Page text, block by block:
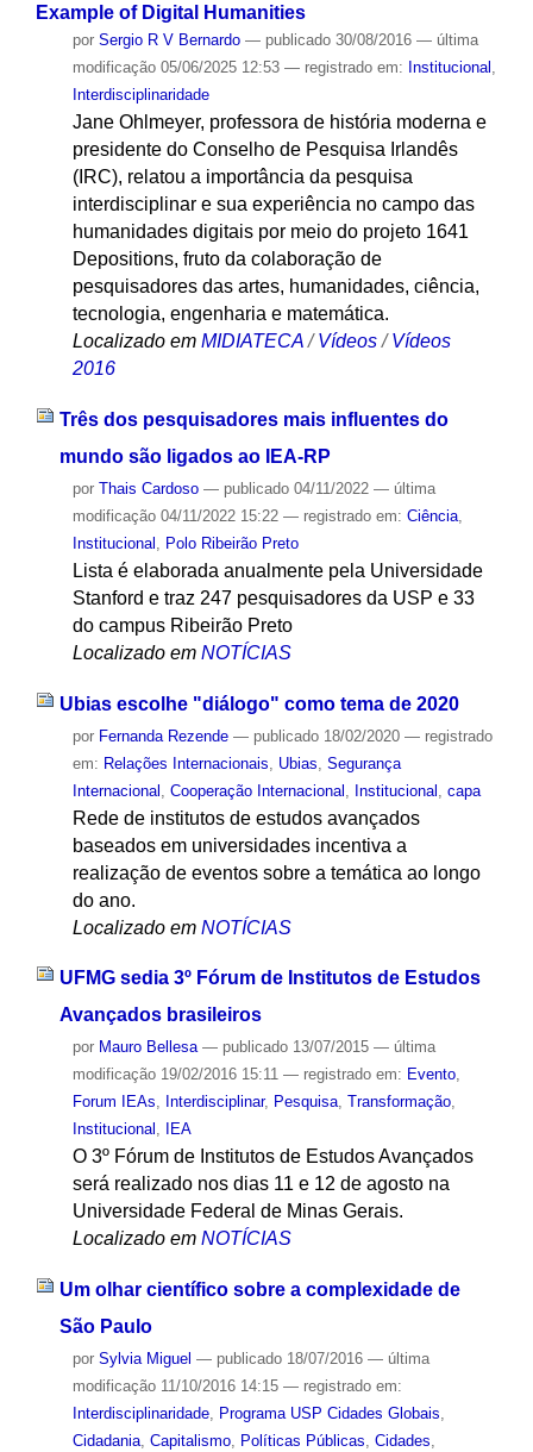
Example of Digital Humanities
por Sergio R V Bernardo — publicado30/08/2016 — última
modificação05/06/2025 12:53 — registrado em: Institucional ,
Interdisciplinaridade
Jane Ohlmeyer, professora de história moderna e
presidente do Conselho de Pesquisa Irlandês
(IRC), relatou a importância da pesquisa
interdisciplinar e sua experiência no campo das
humanidades digitais por meio do projeto 1641
Depositions, fruto da colaboração de
pesquisadores das artes, humanidades, ciência,
tecnologia, engenharia e matemática.
Localizado em MIDIATECA /Vídeos /Vídeos
2016
Três dos pesquisadores mais influentes do
mundo são ligados ao IEA-RP
por Thais Cardoso — publicado04/11/2022 — última
modificação04/11/2022 15:22 — registrado em: Ciência,
Institucional , Polo Ribeirão Preto
Lista é elaborada anualmente pela Universidade
Stanford e traz 247 pesquisadores da USP e 33
do campus Ribeirão Preto
Localizado em NOTÍCIAS
Ubias escolhe "diálogo" como tema de 2020
por Fernanda Rezende — publicado18/02/2020 — registrado
em: Relações Internacionais Ubias Segurança
Internacional Cooperação Internacional Institucional capa
Rede de institutos de estudos avançados
baseados em universidades incentiva a
realização de eventos sobre a temática ao longo
do ano.
Localizado em NOTÍCIAS
UFMG sedia 3º Fórum de Institutos de Estudos
Avançados brasileiros
por Mauro Bellesa — publicado13/07/2015 — última
modificação19/02/2016 15:11 — registrado em: Evento,
Forum IEAs, Interdisciplinar, Pesquisa, Transformação,
Institucional , IEA
O 3º Fórum de Institutos de Estudos Avançados
será realizado nos dias 11 e 12 de agosto na
Universidade Federal de Minas Gerais.
Localizado em NOTÍCIAS
Um olhar científico sobre a complexidade de
São Paulo
por Sylvia Miguel — publicado18/07/2016 — última
modificação11/10/2016 14:15 — registrado em:
Interdisciplinaridade, Programa USP Cidades Globais,
Cidadania, Capitalismo, Políticas Públicas, Cidades,